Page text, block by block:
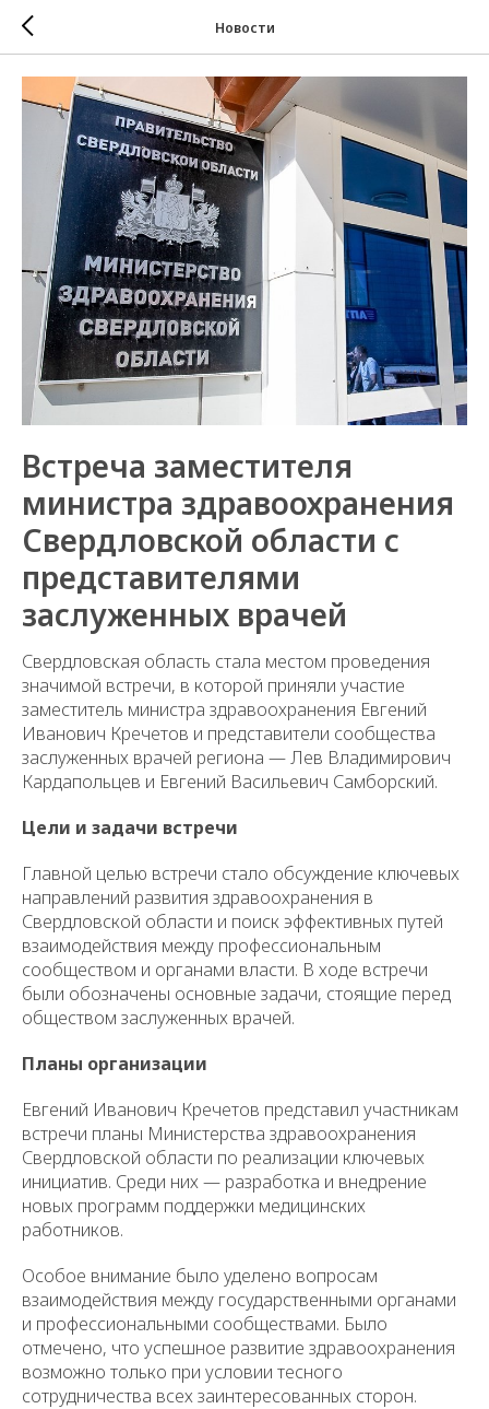
Новости
Встреча заместителя
министра здравоохранения
Свердловской области с
представителями
заслуженных врачей
Свердловская область стала местом проведения
значимой встречи, в которой приняли участие
заместитель министра здравоохранения Евгений
Иванович Кречетов и представители сообщества
заслуженных врачей региона — Лев Владимирович
Кардапольцев и Евгений Васильевич Самборский.
Цели и задачи встречи
Главной целью встречи стало обсуждение ключевых
направлений развития здравоохранения в
Свердловской области и поиск эффективных путей
взаимодействия между профессиональным
сообществом и органами власти. В ходе встречи
были обозначены основные задачи, стоящие перед
обществом заслуженных врачей.
Планы организации
Евгений Иванович Кречетов представил участникам
встречи планы Министерства здравоохранения
Свердловской области по реализации ключевых
инициатив. Среди них — разработка и внедрение
новых программ поддержки медицинских
работников.
Особое внимание было уделено вопросам
взаимодействия между государственными органами
и профессиональными сообществами. Было
отмечено, что успешное развитие здравоохранения
возможно только при условии тесного
сотрудничества всех заинтересованных сторон.